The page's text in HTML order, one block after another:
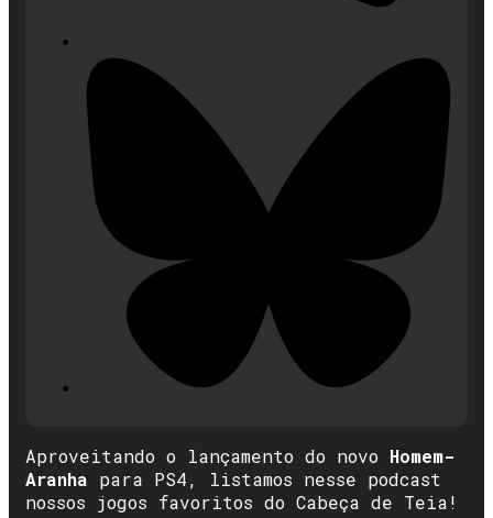
Aproveitando o lançamento do novo Homem-
Aranha para PS4, listamos nesse podcast
nossos jogos favoritos do Cabeça de Teia!